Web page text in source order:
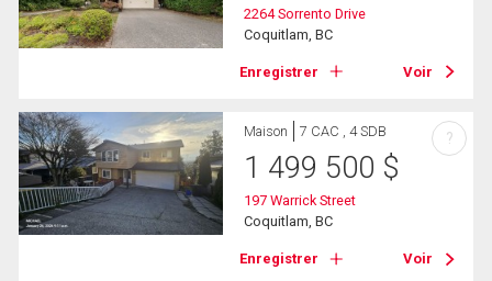
2264 Sorrento Drive
Coquitlam, BC
Enregistrer Voir
Maison 7 CAC , 4 SDB
1 499 500 $
197 Warrick Street
Coquitlam, BC
Enregistrer Voir
?